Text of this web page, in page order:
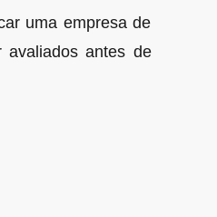
uma empresa de
antes de